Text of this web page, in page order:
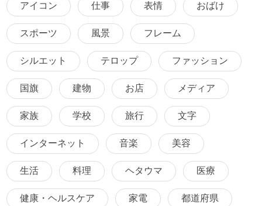
アイコン 仕事 表情 おばけ
スポーツ 風景 フレーム
シルエット テロップ ファッション
国旗 建物 お店 メディア
家族 学校 旅行 文字
インターネット 音楽 美容
生活 料理 ヘタウマ 医療
健康・ヘルスケア 家電 都道府県